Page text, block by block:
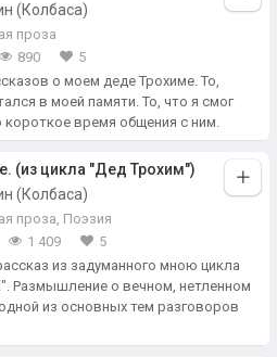
(Колбаса)
проза
890
5
о моем деде Трохиме. То,
в моей памяти. То, что я смог
короткое время общения с ним.
(из цикла "Дед Трохим")
(Колбаса)
проза, Поэзия
1 409
5
из задуманного мною цикла
Размышление о вечном, нетленном
из основных тем разговоров